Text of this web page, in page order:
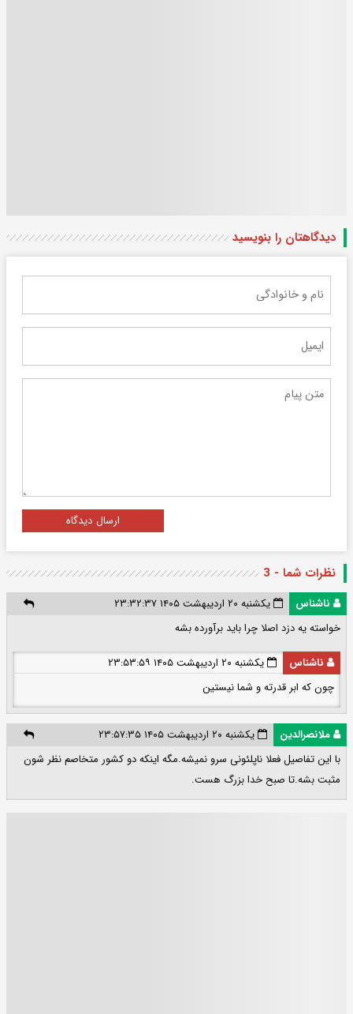
دیدگاهتان را بنویسید
ارسال دیدگاه
نظرات شما - 3
ناشناس
یکشنبه ۲۰ اردیبهشت ۱۴۰۵ ۲۳:۳۲:۳۷
خواسته یه دزد اصلا چرا باید برآورده بشه
ناشناس
یکشنبه ۲۰ اردیبهشت ۱۴۰۵ ۲۳:۵۳:۵۹
چون که ابر قدرته و شما نیستین
ملانصرالدین
یکشنبه ۲۰ اردیبهشت ۱۴۰۵ ۲۳:۵۷:۳۵
با این تفاصیل فعلا ناپلئونی سرو نمیشه.مگه اینکه دو کشور متخاصم نظر شون
مثبت بشه.تا صبح خدا بزرگ هست.